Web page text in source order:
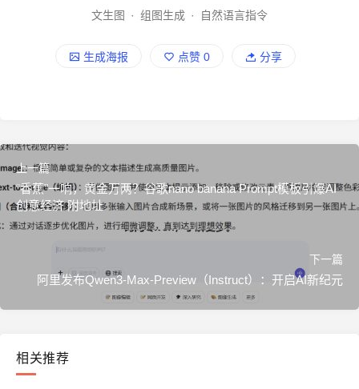
文生图 · 组图生成 · 自然语言指令
生成海报 点赞 0 分享
上一篇
“香蕉”一响，黄金万两？谷歌nano banana Prompt模板引爆AI
创意经济 附地址
下一篇
阿里发布Qwen3-Max-Preview（Instruct）：开启AI新纪元
相关推荐